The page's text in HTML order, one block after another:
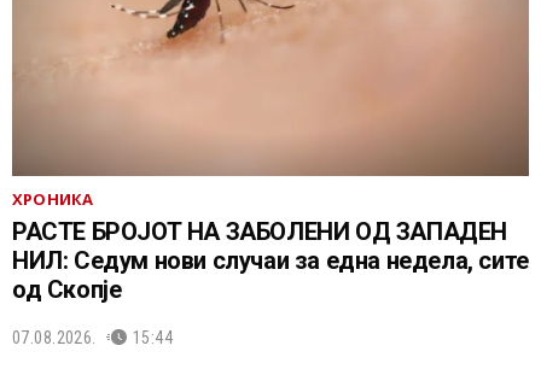
ХРОНИКА
РАСТЕ БРОЈОТ НА ЗАБОЛЕНИ ОД ЗАПАДЕН
НИЛ: Седум нови случаи за една недела, сите
од Скопје
07.08.2026. 15:44